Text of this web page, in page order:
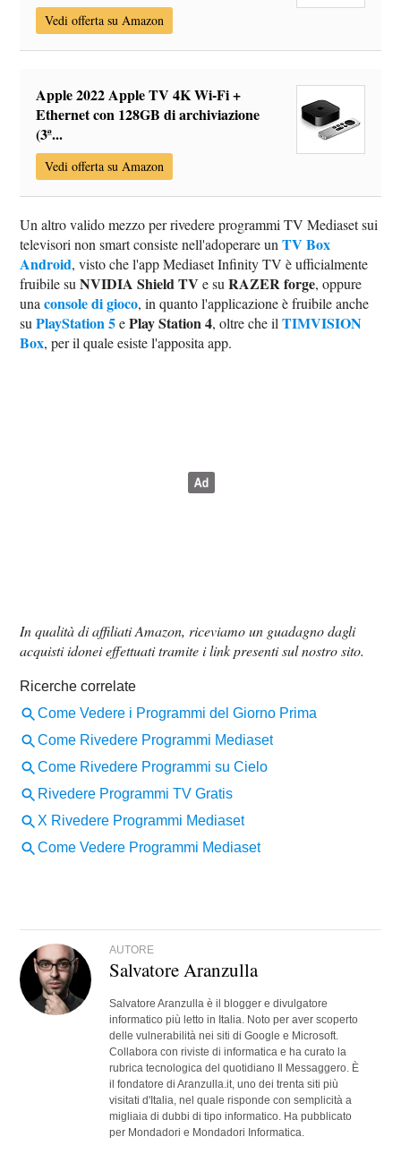
Vedi offerta su Amazon
Apple 2022 Apple TV 4K Wi‑Fi +
Ethernet con 128GB di archiviazione
(3ª...
Vedi offerta su Amazon
Un altro valido mezzo per rivedere programmi TV Mediaset sui
televisori non smart consiste nell'adoperare unTV Box
Android, visto che l'app Mediaset Infinity TV è ufficialmente
fruibile suNVIDIA Shield TV e suRAZER forge, oppure
unaconsole di gioco, in quanto l'applicazione è fruibile anche
suPlayStation 5ePlay Station 4, oltre che ilTIMVISION
Box, per il quale esiste l'apposita app.
In qualità di affiliati Amazon, riceviamo un guadagno dagli
acquisti idonei effettuati tramite i link presenti sul nostro sito.
AUTORE
Salvatore Aranzulla
Salvatore Aranzulla è il blogger e divulgatore
informatico più letto in Italia. Noto per aver scoperto
delle vulnerabilità nei siti di Google e Microsoft.
Collabora con riviste di informatica e ha curato la
rubrica tecnologica del quotidiano Il Messaggero. È
il fondatore di Aranzulla.it, uno dei trenta siti più
visitati d'Italia, nel quale risponde con semplicità a
migliaia di dubbi di tipo informatico. Ha pubblicato
per Mondadori e Mondadori Informatica.